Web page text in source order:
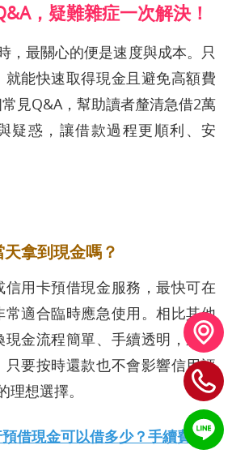
，疑難雜症一次解決！
，最關心的便是速度與成本。只
能快速取得現金且避免高額費
見Q&A，幫助讀者釐清急借2萬
疑惑，讓借款過程更順利、安
拿到現金嗎？
用卡預借現金服務，最快可在
適合臨時應急使用。相比其他
金流程簡單、手續透明，速度
要按時還款也不會影響信用評
想選擇。
借現金可以借多少？手續費怎